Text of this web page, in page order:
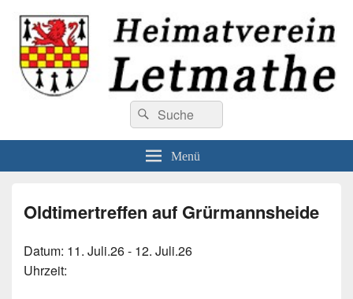
Heimatverein Letmathe
Willkommen beim Heimatverein Letmathe
Suchen
nach:
Suchen
Menü
Oldtimertreffen auf Grürmannsheide
Datum: 11. Juli.26 - 12. Juli.26
Uhrzeit: